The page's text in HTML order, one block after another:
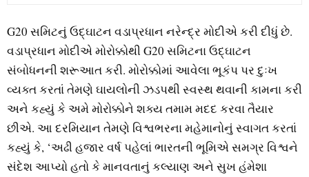
G20 સમિટનું ઉદ્ઘાટન વડાપ્રધાન નરેન્દ્ર મોદીએ કરી દીધું છે.
વડાપ્રધાન મોદીએ મોરોક્કોથી G20 સમિટના ઉદ્ઘાટન
સંબોધનની શરૂઆત કરી. મોરોક્કોમાં આવેલા ભૂકંપ પર દુઃખ
વ્યક્ત કરતાં તેમણે ઘાયલોની ઝડપથી સ્વસ્થ થવાની કામના કરી
અને કહ્યું કે અમે મોરોક્કોને શક્ય તમામ મદદ કરવા તૈયાર
છીએ. આ દરમિયાન તેમણે વિશ્વભરના મહેમાનોનું સ્વાગત કરતાં
કહ્યું કે, ‘અઢી હજાર વર્ષ પહેલાં ભારતની ભૂમિએ સમગ્ર વિશ્વને
સંદેશ આપ્યો હતો કે માનવતાનું કલ્યાણ અને સુખ હંમેશા